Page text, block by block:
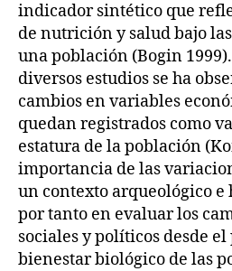
indicador sintético que
de nutrición y salud bajo
una población (Bogin
diversos estudios se ha
cambios en variables
quedan registrados como
estatura de la población
importancia de las
un contexto arqueológico e
por tanto en evaluar los
sociales y políticos desde
bienestar biológico de las